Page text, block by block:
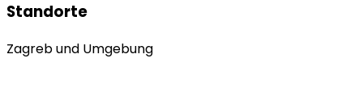
Standorte
Zagreb und Umgebung